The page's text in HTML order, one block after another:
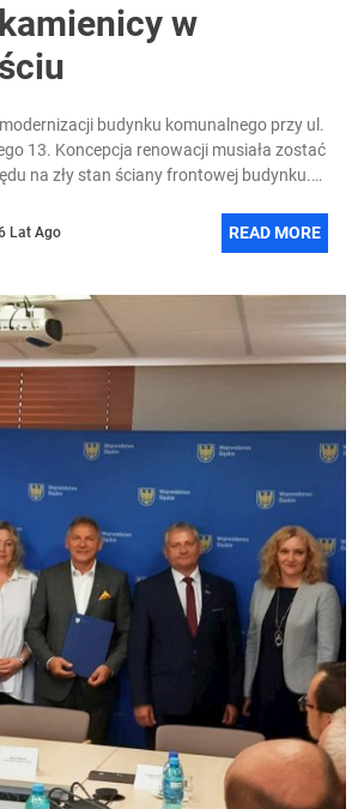
w
budynku komunalnego przy ul.
13. Koncepcja renowacji musiała zostać
na zły stan ściany frontowej budynku.
Lat Ago READ MORE